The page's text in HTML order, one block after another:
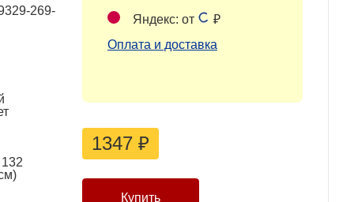
269-
Яндекс: от
₽
Оплата и доставка
1347 ₽